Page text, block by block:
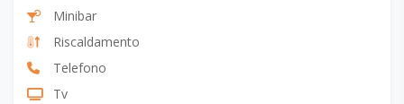
Minibar
Riscaldamento
Telefono
Tv